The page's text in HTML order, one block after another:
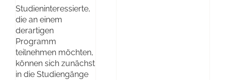
Studieninteressierte,
die an einem
derartigen
Programm
teilnehmen möchten,
können sich zunächst
in die Studiengänge